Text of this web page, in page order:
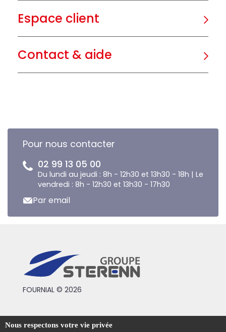
Espace client
Contact & aide
Pour nous contacter
02 99 13 05 00
Du lundi au jeudi : 8h - 12h30 et 13h30 - 18h | Le
vendredi : 8h - 12h30 et 13h30 - 17h30
Par email
FOURNIAL © 2026
Conditions générales de vente
Nous respectons votre vie privée